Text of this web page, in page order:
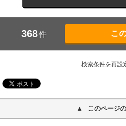
368件
検索条件を再設
このページ